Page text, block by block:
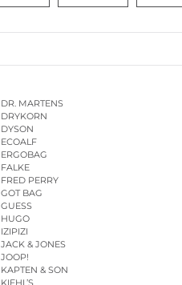
DR. MARTENS
DRYKORN
DYSON
ECOALF
ERGOBAG
FALKE
FRED PERRY
GOT BAG
GUESS
HUGO
IZIPIZI
JACK & JONES
JOOP!
KAPTEN & SON
KIEHL’S